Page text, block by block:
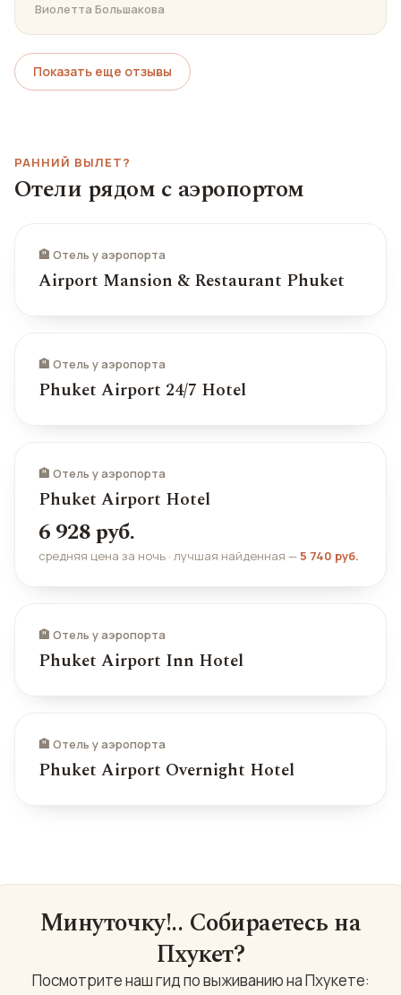
Виолетта Большакова
Показать еще отзывы
РАННИЙ ВЫЛЕТ?
Отели рядом с аэропортом
🏨 Отель у аэропорта
Airport Mansion & Restaurant Phuket
🏨 Отель у аэропорта
Phuket Airport 24/7 Hotel
🏨 Отель у аэропорта
Phuket Airport Hotel
6 928 руб.
средняя цена за ночь · лучшая найденная —5 740 руб.
🏨 Отель у аэропорта
Phuket Airport Inn Hotel
🏨 Отель у аэропорта
Phuket Airport Overnight Hotel
Минуточку!.. Собираетесь на
Пхукет?
Посмотрите наш гид по выживанию на Пхукете: